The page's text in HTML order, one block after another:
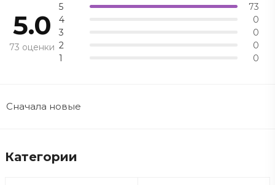
5.0
73 оценки
5
73
4
0
3
0
2
0
1
0
Сначала новые
Категории